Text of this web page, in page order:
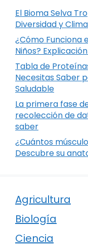
El Bioma Selva
Diversidad y
¿Cómo Funciona
Niños?
Tabla de
Necesitas Saber
Saludable
La primera fase
recolección de
saber
¿Cuántos
Descubre su
Agricultura
Biología
Ciencia